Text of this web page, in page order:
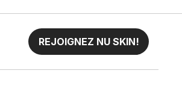
REJOIGNEZ NU SKIN!